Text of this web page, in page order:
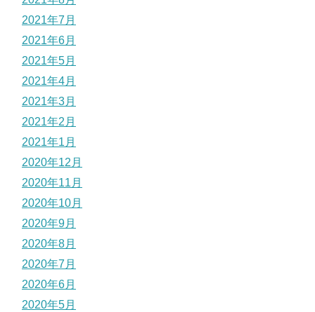
2021年7月
2021年6月
2021年5月
2021年4月
2021年3月
2021年2月
2021年1月
2020年12月
2020年11月
2020年10月
2020年9月
2020年8月
2020年7月
2020年6月
2020年5月